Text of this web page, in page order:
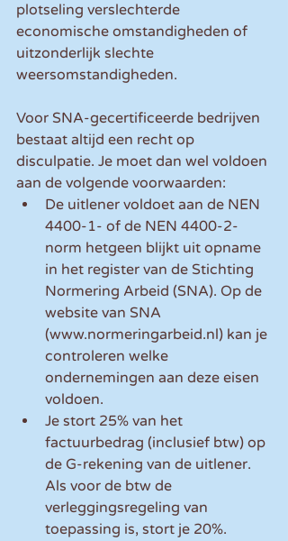
plotseling verslechterde
economische omstandigheden of
uitzonderlijk slechte
weersomstandigheden.
Voor SNA-gecertificeerde bedrijven
bestaat altijd een recht op
disculpatie. Je moet dan wel voldoen
aan de volgende voorwaarden:
De uitlener voldoet aan de NEN
4400-1- of de NEN 4400-2-
norm hetgeen blijkt uit opname
in het register van de Stichting
Normering Arbeid (SNA). Op de
website van SNA
(www.normeringarbeid.nl) kan je
controleren welke
ondernemingen aan deze eisen
voldoen.
Je stort 25% van het
factuurbedrag (inclusief btw) op
de G-rekening van de uitlener.
Als voor de btw de
verleggingsregeling van
toepassing is, stort je 20%.